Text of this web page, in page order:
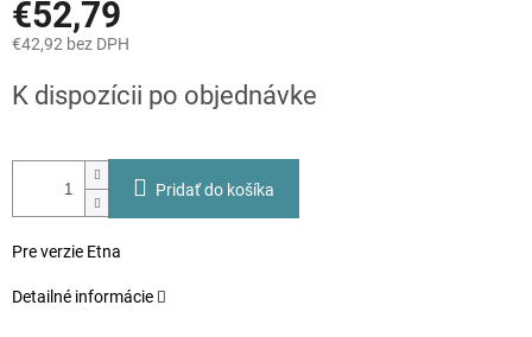
€52,79
€42,92 bez DPH
cena:
K dispozícii po objednávke
Pridať do košíka
Pre verzie Etna
Detailné informácie